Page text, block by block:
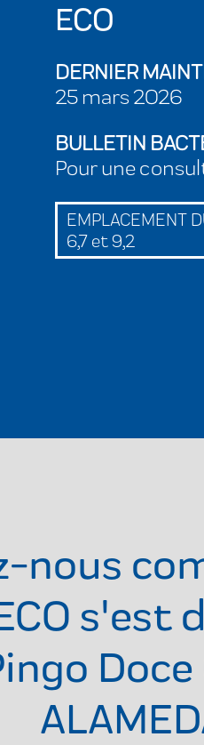
ECO
DERNIER
25 mars 2026
BULLETIN
Pour une
EMPLACEMENT
6,7 et 9,2
nous
s'est
Doce